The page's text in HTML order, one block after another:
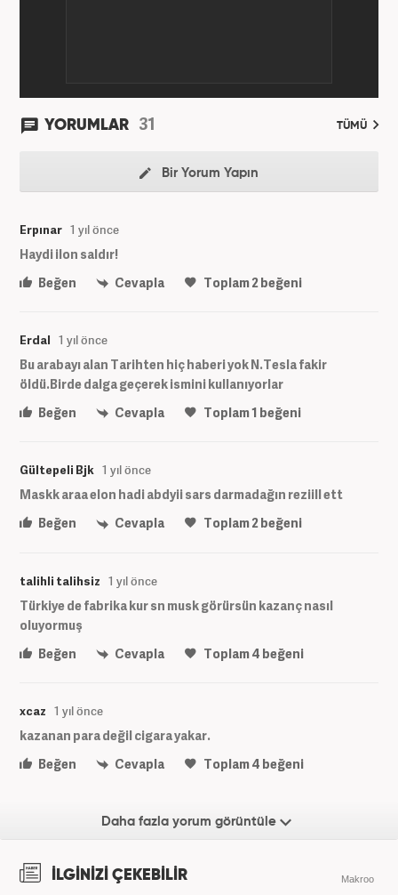
YORUMLAR 31 TÜMÜ
Bir Yorum Yapın
Erpınar 1 yıl önce
Haydi ilon saldır!
Beğen
Cevapla Toplam2 beğeni
Erdal 1 yıl önce
Bu arabayı alan Tarihten hiç haberi yok N.Tesla fakir
öldü.Birde dalga geçerek ismini kullanıyorlar
Beğen
Cevapla Toplam1 beğeni
Gültepeli Bjk 1 yıl önce
Maskk araa elon hadi abdyii sars darmadağın reziill ett
Beğen
Cevapla Toplam2beğeni
talihli talihsiz 1 yıl önce
Türkiye de fabrika kur sn musk görürsün kazanç nasıl
oluyormuş
Beğen
Cevapla Toplam4 beğeni
xcaz 1 yıl önce
kazanan para değil cigara yakar.
Beğen
Cevapla Toplam4 beğeni
Daha fazla yorum görüntüle
İLGİNİZİ ÇEKEBİLİR Makroo